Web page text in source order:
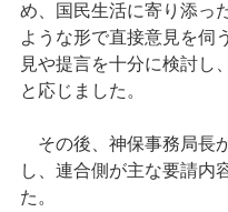
め、国民生活に寄り添っ
ような形で直接意見を伺
見や提言を十分に検討し
と応じました。
その後、神保事務局長
し、連合側が主な要請内
た。